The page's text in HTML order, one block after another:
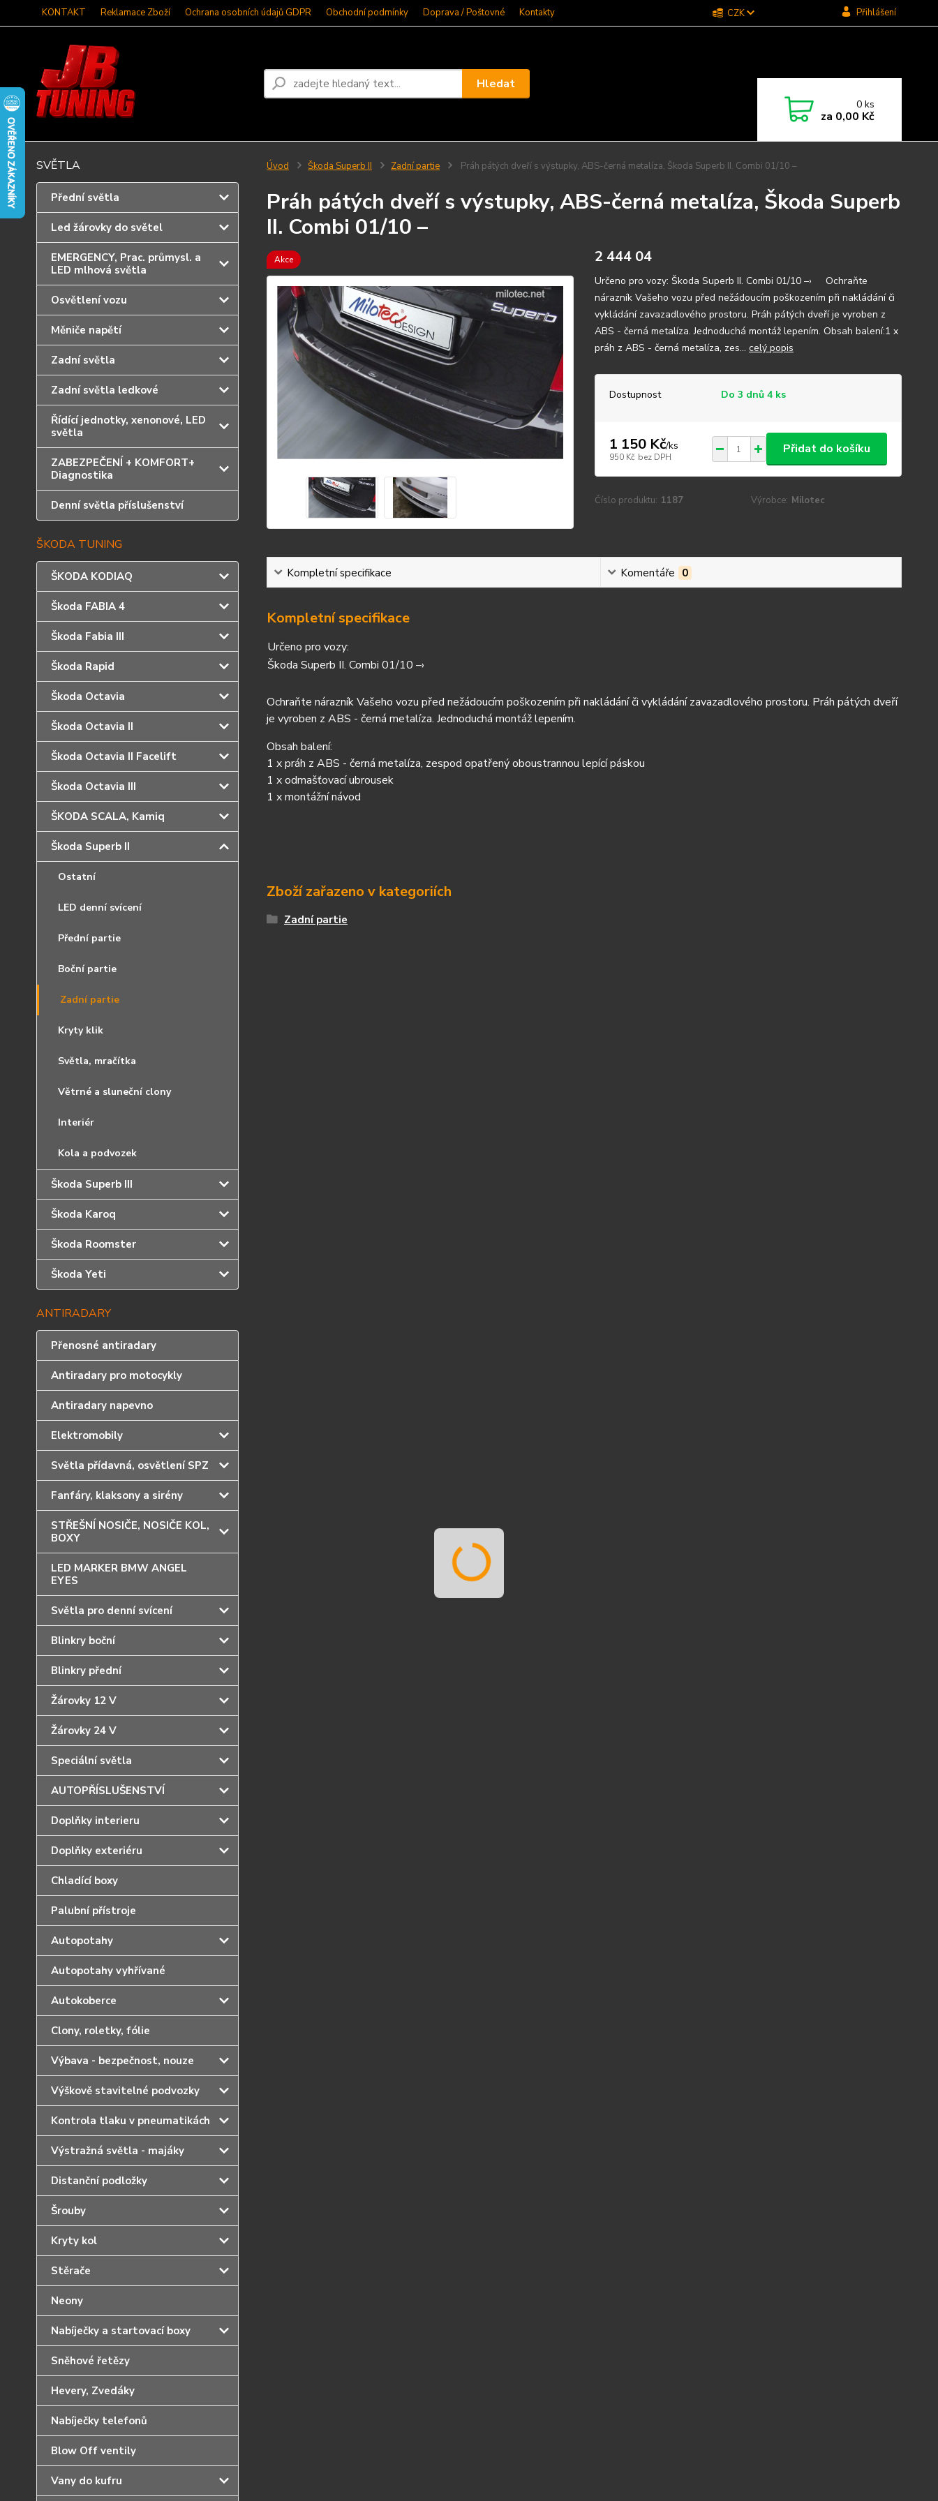
KONTAKT Reklamace Zboží Ochrana osobních údajů GDPR Obchodní podmínky Doprava / Poštovné Kontakty CZK Přihlášení
Hledat
0ks
za 0,00 Kč
SVĚTLA
Přední světla
Led žárovky do světel
EMERGENCY, Prac. průmysl. a
LED mlhová světla
Osvětlení vozu
Měniče napětí
Zadní světla
Zadní světla ledkové
Řídící jednotky, xenonové, LED
světla
ZABEZPEČENÍ + KOMFORT+
Diagnostika
Denní světla příslušenství
ŠKODA TUNING
ŠKODA KODIAQ
Škoda FABIA 4
Škoda Fabia III
Škoda Rapid
Škoda Octavia
Škoda Octavia II
Škoda Octavia II Facelift
Škoda Octavia III
ŠKODA SCALA, Kamiq
Škoda Superb II
Ostatní
LED denní svícení
Přední partie
Boční partie
Zadní partie
Kryty klik
Světla, mračítka
Větrné a sluneční clony
Interiér
Kola a podvozek
Škoda Superb III
Škoda Karoq
Škoda Roomster
Škoda Yeti
ANTIRADARY
Přenosné antiradary
Antiradary pro motocykly
Antiradary napevno
Elektromobily
Světla přídavná, osvětlení SPZ
Fanfáry, klaksony a sirény
STŘEŠNÍ NOSIČE, NOSIČE KOL,
BOXY
LED MARKER BMW ANGEL
EYES
Světla pro denní svícení
Blinkry boční
Blinkry přední
Žárovky 12 V
Žárovky 24 V
Speciální světla
AUTOPŘÍSLUŠENSTVÍ
Doplňky interieru
Doplňky exteriéru
Chladící boxy
Palubní přístroje
Autopotahy
Autopotahy vyhřívané
Autokoberce
Clony, roletky, fólie
Výbava - bezpečnost, nouze
Výškově stavitelné podvozky
Kontrola tlaku v pneumatikách
Výstražná světla - majáky
Distanční podložky
Šrouby
Kryty kol
Stěrače
Neony
Nabíječky a startovací boxy
Sněhové řetězy
Hevery, Zvedáky
Nabíječky telefonů
Blow Off ventily
Vany do kufru
Úvod Škoda Superb II Zadní partie Práh pátých dveří s výstupky, ABS-černá metalíza, Škoda Superb II. Combi 01/10 –
Práh pátých dveří s výstupky, ABS-černá metalíza, Škoda Superb
II. Combi 01/10 –
Akce 2 444 04
Určeno pro vozy: Škoda Superb II. Combi 01/10 –› Ochraňte
nárazník Vašeho vozu před nežádoucím poškozením při nakládání či
vykládání zavazadlového prostoru. Práh pátých dveří je vyroben z
ABS - černá metalíza. Jednoduchá montáž lepením. Obsah balení:1 x
práh z ABS - černá metalíza, zes... celý popis
Dostupnost Do 3 dnů 4 ks
1 150 Kč/ks
950 Kč bez DPH
Přidat do košíku
Číslo produktu: 1187 Výrobce: Milotec
Kompletní specifikace Komentáře 0
Kompletní specifikace
Určeno pro vozy:
Škoda Superb II. Combi 01/10 –›
Ochraňte nárazník Vašeho vozu před nežádoucím poškozením při nakládání či vykládání zavazadlového prostoru. Práh pátých dveří
je vyroben z ABS - černá metalíza. Jednoduchá montáž lepením.
Obsah balení:
1 x práh z ABS - černá metalíza, zespod opatřený oboustrannou lepící páskou
1 x odmašťovací ubrousek
1 x montážní návod
Zboží zařazeno v kategoriích
Zadní partie